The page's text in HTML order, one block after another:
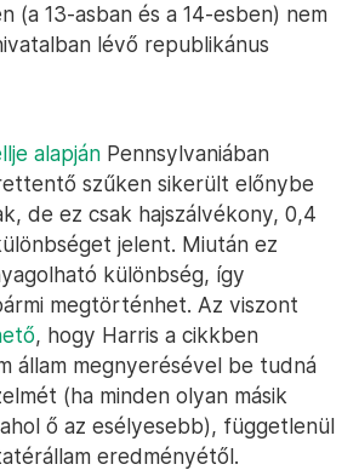
(a 13-asban és a 14-esben) nem
lévő republikánus
alapján Pennsylvaniában
szűken sikerült előnybe
de ez csak hajszálvékony, 0,4
jelent. Miután ez
különbség, így
megtörténhet. Az viszont
, hogy Harris a cikkben
állam megnyerésével be tudná
(ha minden olyan másik
ő az esélyesebb), függetlenül
eredményétől.